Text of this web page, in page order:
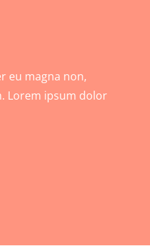
eu magna non,
Lorem ipsum dolor